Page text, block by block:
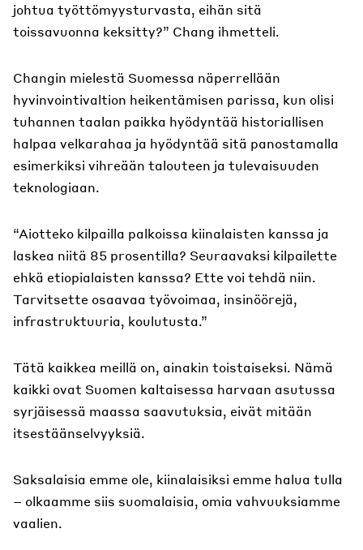
johtua työttömyysturvasta, eihän sitä
toissavuonna keksitty?” Chang ihmetteli.
Changin mielestä Suomessa näperrellään
hyvinvointivaltion heikentämisen parissa, kun olisi
tuhannen taalan paikka hyödyntää historiallisen
halpaa velkarahaa ja hyödyntää sitä panostamalla
esimerkiksi vihreään talouteen ja tulevaisuuden
teknologiaan.
“Aiotteko kilpailla palkoissa kiinalaisten kanssa ja
laskea niitä 85 prosentilla? Seuraavaksi kilpailette
ehkä etiopialaisten kanssa? Ette voi tehdä niin.
Tarvitsette osaavaa työvoimaa, insinöörejä,
infrastruktuuria, koulutusta.”
Tätä kaikkea meillä on, ainakin toistaiseksi. Nämä
kaikki ovat Suomen kaltaisessa harvaan asutussa
syrjäisessä maassa saavutuksia, eivät mitään
itsestäänselvyyksiä.
Saksalaisia emme ole, kiinalaisiksi emme halua tulla
– olkaamme siis suomalaisia, omia vahvuuksiamme
vaalien.